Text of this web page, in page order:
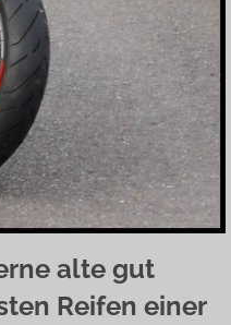
alte gut
Reifen einer